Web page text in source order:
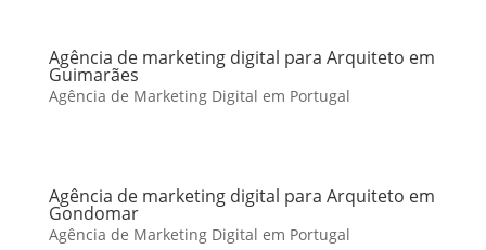
Agência de marketing digital para Arquiteto em
Guimarães
Agência de Marketing Digital em Portugal
Agência de marketing digital para Arquiteto em
Gondomar
Agência de Marketing Digital em Portugal